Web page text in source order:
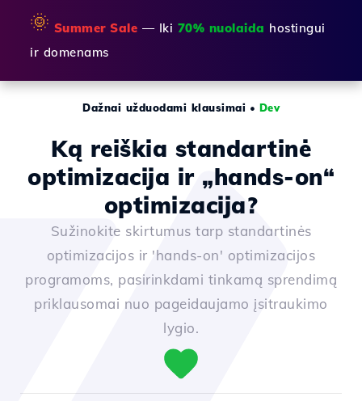
🌞 Summer Sale — Iki 70% nuolaida hostingui
ir domenams
Dažnai užduodami klausimai • Dev
Ką reiškia standartinė
optimizacija ir „hands-on“
optimizacija?
Sužinokite skirtumus tarp standartinės
optimizacijos ir 'hands-on' optimizacijos
programoms, pasirinkdami tinkamą sprendimą
priklausomai nuo pageidaujamo įsitraukimo
lygio.